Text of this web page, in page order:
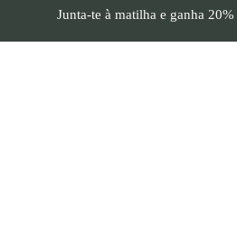
Junta-te à matilha e ganha 20%